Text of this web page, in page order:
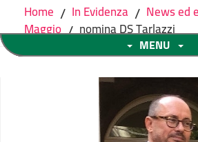
Home / In Evidenza / News ed
Maggio / nomina DS Tarlazzi
MENU